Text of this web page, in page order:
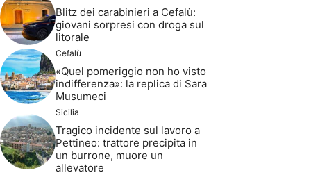
Blitz dei carabinieri a Cefalù:
giovani sorpresi con droga sul
litorale
Cefalù
«Quel pomeriggio non ho visto
indifferenza»: la replica di Sara
Musumeci
Sicilia
Tragico incidente sul lavoro a
Pettineo: trattore precipita in
un burrone, muore un
allevatore